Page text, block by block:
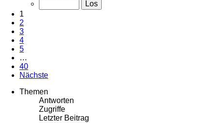
1
2
3
4
5
…
40
Nächste
Themen
Antworten
Zugriffe
Letzter Beitrag